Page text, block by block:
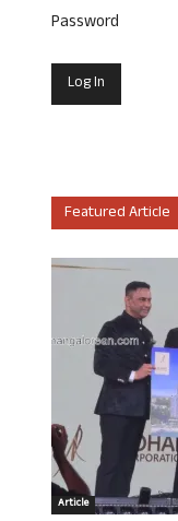
Password
Featured Article
Article